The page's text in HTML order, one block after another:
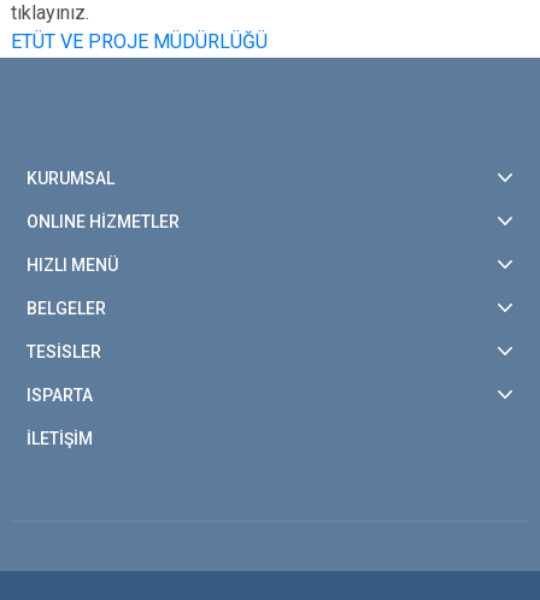
tıklayınız.
ETÜT VE PROJE MÜDÜRLÜĞÜ
KURUMSAL
ONLINE HİZMETLER
HIZLI MENÜ
BELGELER
TESİSLER
ISPARTA
İLETİŞİM